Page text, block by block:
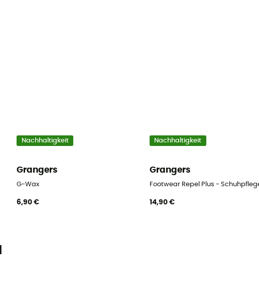
Nachhaltigkeit
Grangers
G-Wax
6,90 €
Nachhaltigkeit
Grangers
Footwear Repel Plus -
14,90 €